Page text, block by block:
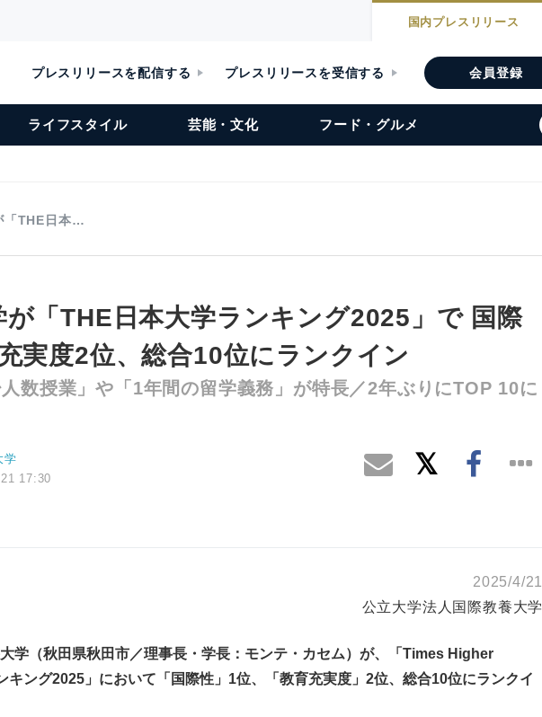
国内プレスリリース
プレスリリースを配信する プレスリリースを受信する 会員登録
ライフスタイル 芸能・文化 フード・グルメ
「THE日本…
が「THE日本大学ランキング2025」で 国際
実度2位、総合10位にランクイン
人数授業」や「1年間の留学義務」が特長／2年ぶりにTOP 10に
学
17:30
2025/4/21
公立大学法人国際教養大学
学（秋田県秋田市／理事長・学長：モンテ・カセム）が、「 Times Higher
キング2025」において「 国際性」 1位、「教育充実度」 2位、総合10位にランクイ